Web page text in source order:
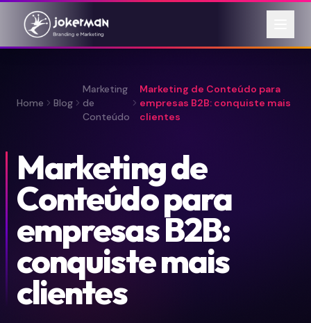
Home Blog
Marketing
de
Conteúdo
Marketing de Conteúdo para
empresas B2B: conquiste mais
clientes
Marketing de
Conteúdo para
empresas B2B:
conquiste mais
clientes